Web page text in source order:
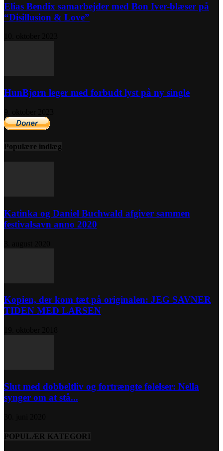
Elias Bendix samarbejder med Bon Iver-blæser på
“Disillusion & Love”
HunBjørn leger med forbudt lyst på ny single
Populære indlæg
Katinka og Daniel Buchwald afgiver sammen
festivalsavn anno 2020
Kopien, der kom tæt på originalen: JEG SAVNER
TIDEN MED LARSEN
Slut med dobbeltliv og fortrængte følelser: Nella
synger om at stå...
POPULÆR KATEGORI